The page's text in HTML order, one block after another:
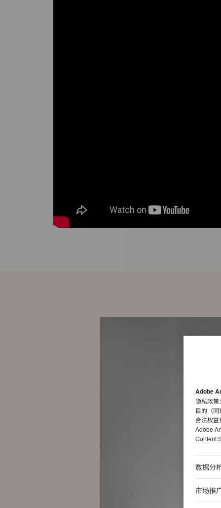
Adobe
隐私政策
目的（同
合法权益
Adobe
Content
数据分
市场推